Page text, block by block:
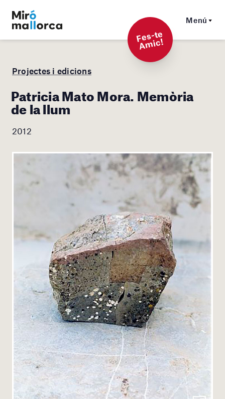
Menú
F
es-t
e
A
mi
c!
Projectes i edicions
Patricia Mato Mora. Memòria
de la llum
2012